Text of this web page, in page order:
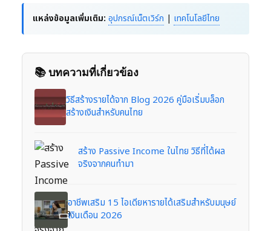
แหล่งข้อมูลเพิ่มเติม: อุปกรณ์เน็ตเวิร์ก | เทคโนโลยีไทย
📚 บทความที่เกี่ยวข้อง
วิธีสร้างรายได้จาก Blog 2026 คู่มือเริ่มบล็อก
สร้างเงินสำหรับคนไทย
สร้าง Passive Income ในไทย วิธีที่ได้ผล
จริงจากคนทำมา
อาชีพเสริม 15 ไอเดียหารายได้เสริมสำหรับมนุษย์
เงินเดือน 2026